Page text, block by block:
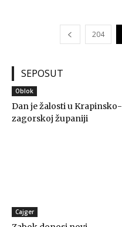
204
SEPOSUT
Oblok
Dan je žalosti u Krapinsko-
zagorskoj županiji
Cajger